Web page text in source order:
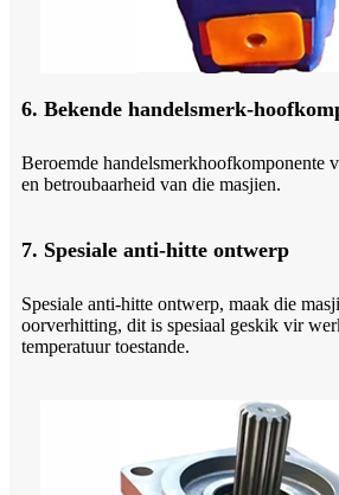
6. Bekende handelsmerk-
Beroemde handelsmerkhoofkomponente
en betroubaarheid van die masjien.
7. Spesiale anti-hitte ontwerp
Spesiale anti-hitte ontwerp, maak die
oorverhitting, dit is spesiaal geskik vir
temperatuur toestande.